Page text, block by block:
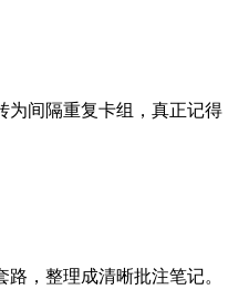
为间隔重复卡组，真正记得
，整理成清晰批注笔记。